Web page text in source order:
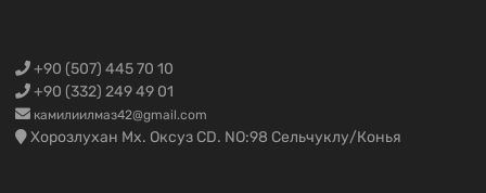
+90 (507) 445 70 10
+90 (332) 249 49 01
камилиилмаз42@gmail.com
Хорозлухан Мх. Оксуз CD. NO:98 Сельчуклу/Конья